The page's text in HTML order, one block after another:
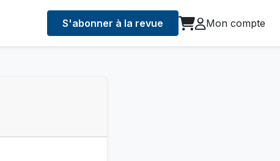
S'abonner à la revue Mon compte